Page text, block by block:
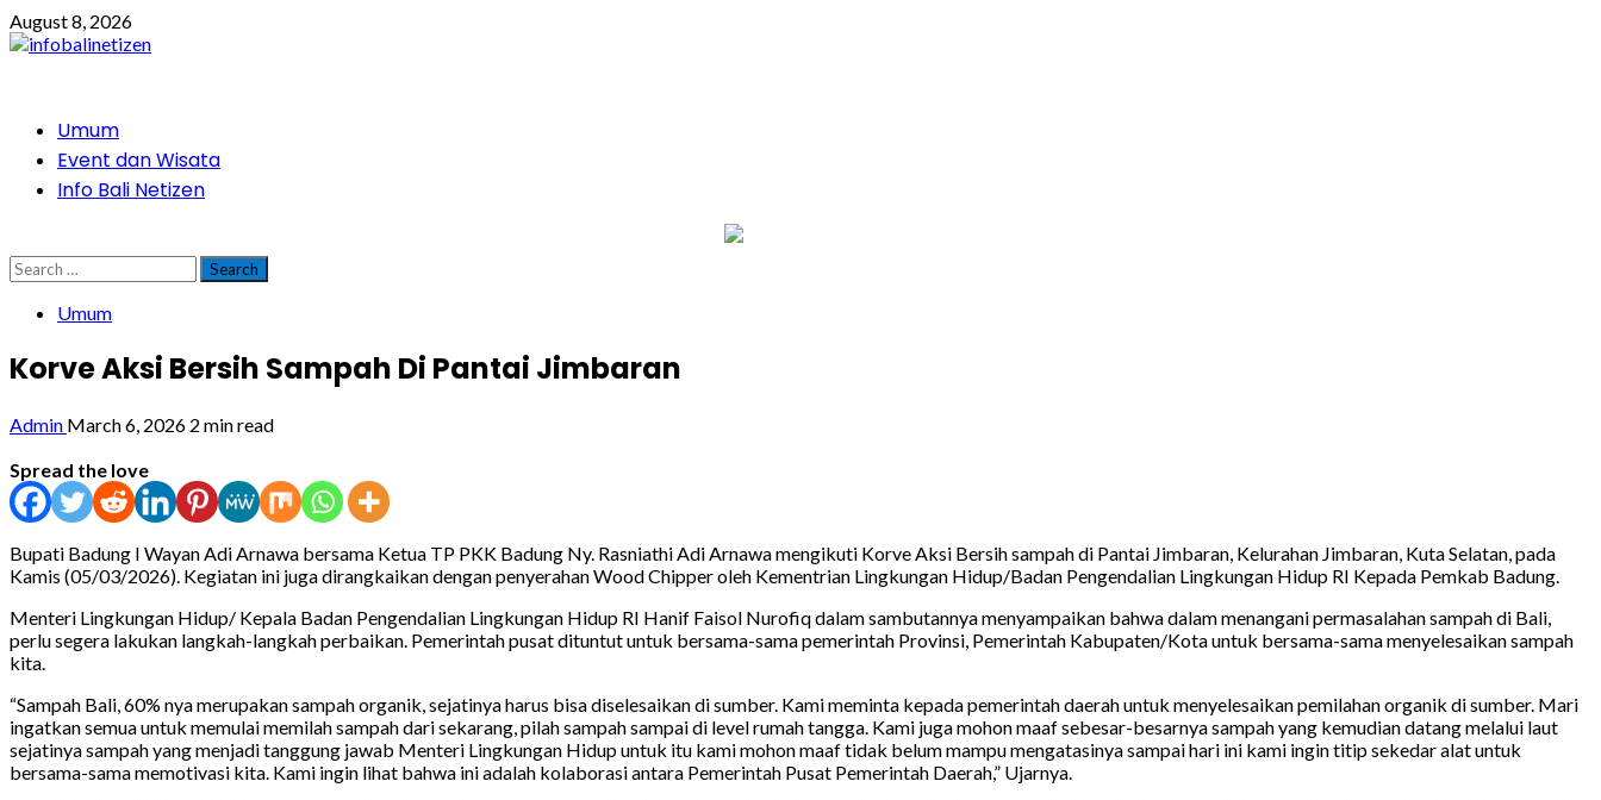
Skip
to
August 8, 2026
PrimaryUmum
Event dan Wisata
Info Bali Netizen
Search
for:
Umum
Korve Aksi Bersih Sampah Di Pantai Jimbaran
Admin March 6, 2026 2 min read
Spread the love
Bupati Badung I Wayan Adi Arnawa bersama Ketua TP PKK Badung Ny. Rasniathi Adi Arnawa mengikuti Korve Aksi Bersih sampah di Pantai Jimbaran, Kelurahan Jimbaran, Kuta Selatan, pada
Kamis (05/03/2026). Kegiatan ini juga dirangkaikan dengan penyerahan Wood Chipper oleh Kementrian Lingkungan Hidup/Badan Pengendalian Lingkungan Hidup RI Kepada Pemkab Badung.
Menteri Lingkungan Hidup/ Kepala Badan Pengendalian Lingkungan Hidup RI Hanif Faisol Nurofiq dalam sambutannya menyampaikan bahwa dalam menangani permasalahan sampah di Bali,
perlu segera lakukan langkah-langkah perbaikan. Pemerintah pusat dituntut untuk bersama-sama pemerintah Provinsi, Pemerintah Kabupaten/Kota untuk bersama-sama menyelesaikan sampah
kita.
“Sampah Bali, 60% nya merupakan sampah organik, sejatinya harus bisa diselesaikan di sumber. Kami meminta kepada pemerintah daerah untuk menyelesaikan pemilahan organik di sumber. Mari
ingatkan semua untuk memulai memilah sampah dari sekarang, pilah sampah sampai di level rumah tangga. Kami juga mohon maaf sebesar-besarnya sampah yang kemudian datang melalui laut
sejatinya sampah yang menjadi tanggung jawab Menteri Lingkungan Hidup untuk itu kami mohon maaf tidak belum mampu mengatasinya sampai hari ini kami ingin titip sekedar alat untuk
bersama-sama memotivasi kita. Kami ingin lihat bahwa ini adalah kolaborasi antara Pemerintah Pusat Pemerintah Daerah,” Ujarnya.